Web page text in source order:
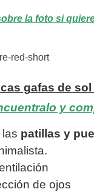
la foto si
gafas de
y
patillas y
de ojos